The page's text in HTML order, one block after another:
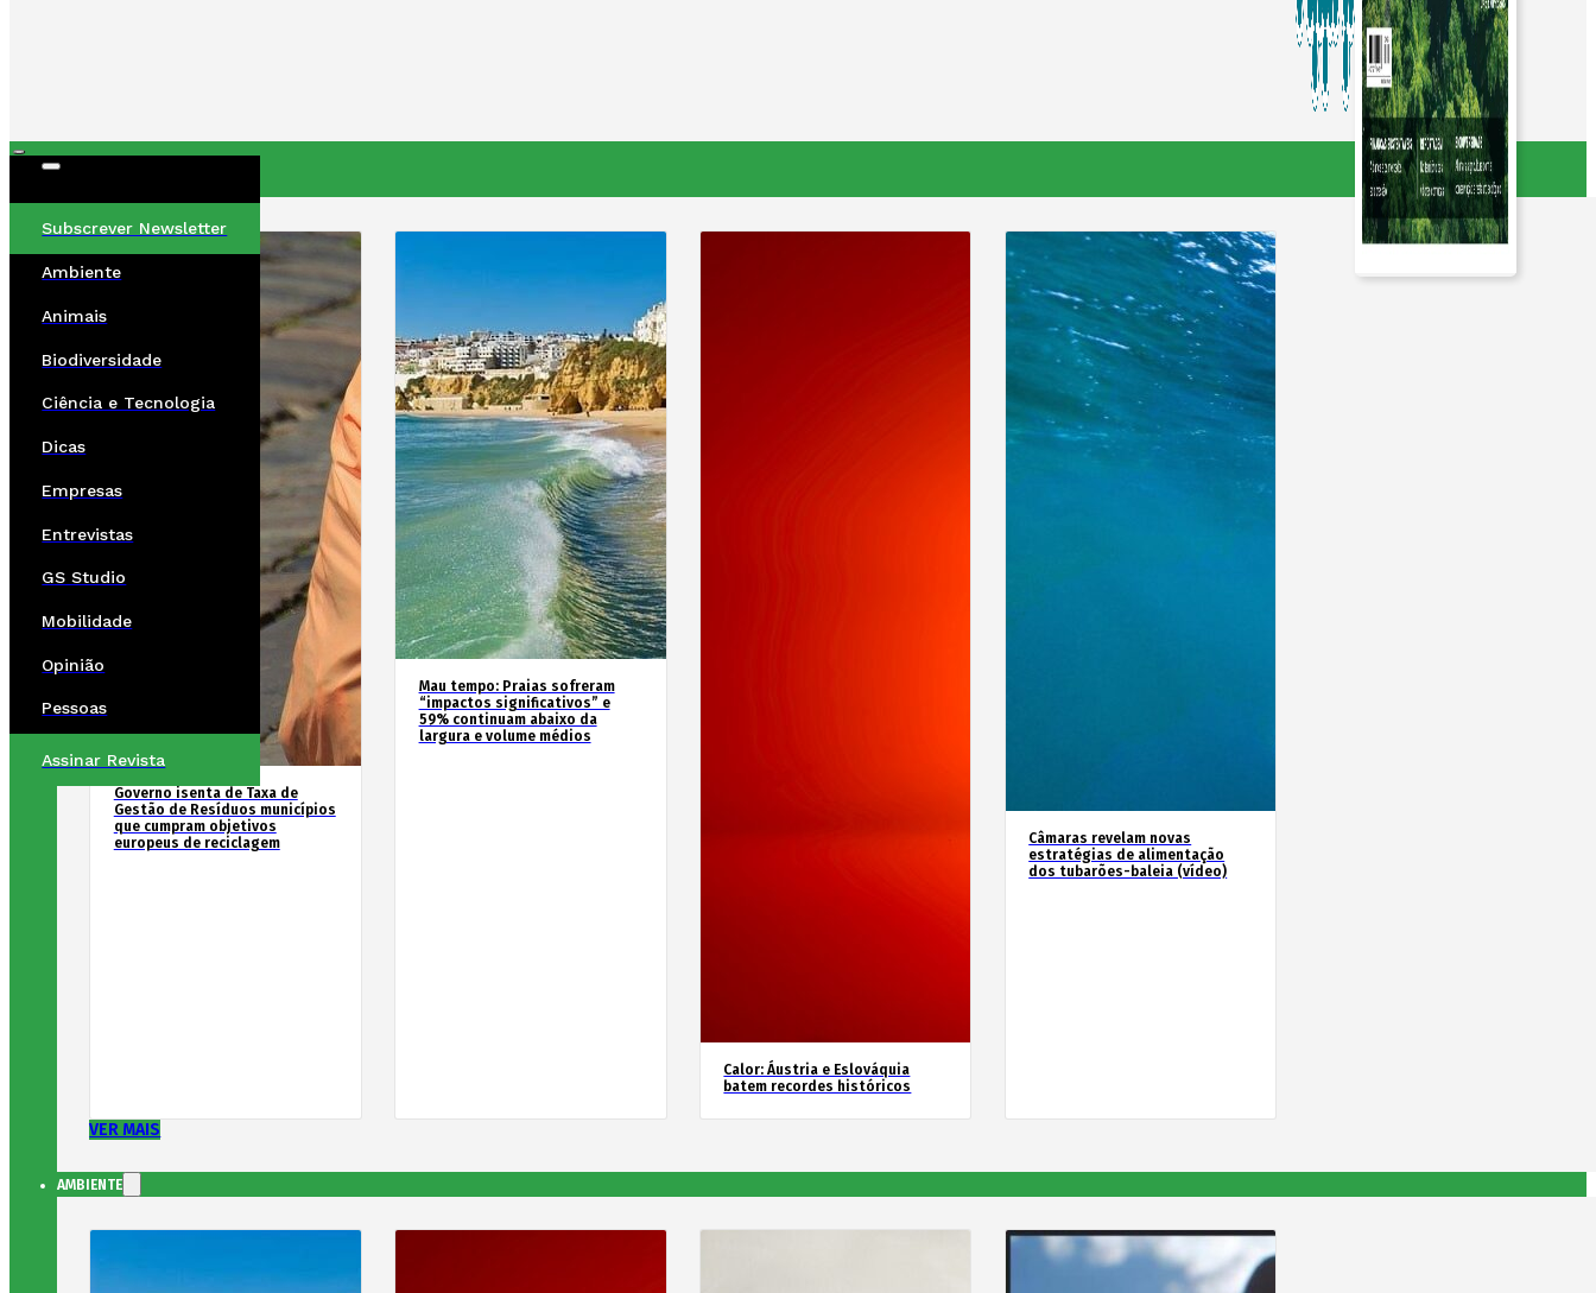
Subscrever Newsletter
Ambiente
Animais
Biodiversidade
Ciência e Tecnologia
Dicas
Empresas
Entrevistas
GS Studio
Mobilidade
Opinião
Pessoas
Assinar Revista
Governo isenta de Taxa de
Gestão de Resíduos municípios
que cumpram objetivos
europeus de reciclagem
Mau tempo: Praias sofreram
“impactos significativos” e
59% continuam abaixo da
largura e volume médios
Calor: Áustria e Eslováquia
batem recordes históricos
Câmaras revelam novas
estratégias de alimentação
dos tubarões-baleia (vídeo)
VER MAIS
AMBIENTE